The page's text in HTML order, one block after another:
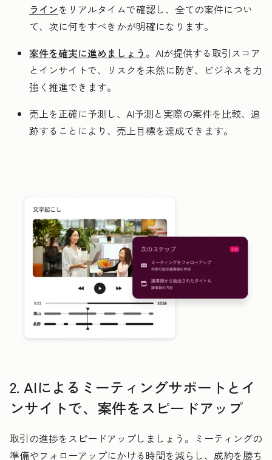
ラインをリアルタイムで確認し、全ての案件につい
て、次に何をすべきかが明確になります。
案件を確実に進めましょう 。AIが提供する取引スコア
とインサイトで、リスクを未然に防ぎ、ビジネスを力
強く推進できます。
売上を正確に予測し、AI予測と実際の案件を比較、追
跡することにより、売上目標を達成できます。
2. AIによるミーティングサポートとイ
ンサイトで、案件をスピードアップ
取引の進捗をスピードアップしましょう。ミーティングの
準備やフォローアップにかける時間を減らし、成約を勝ち